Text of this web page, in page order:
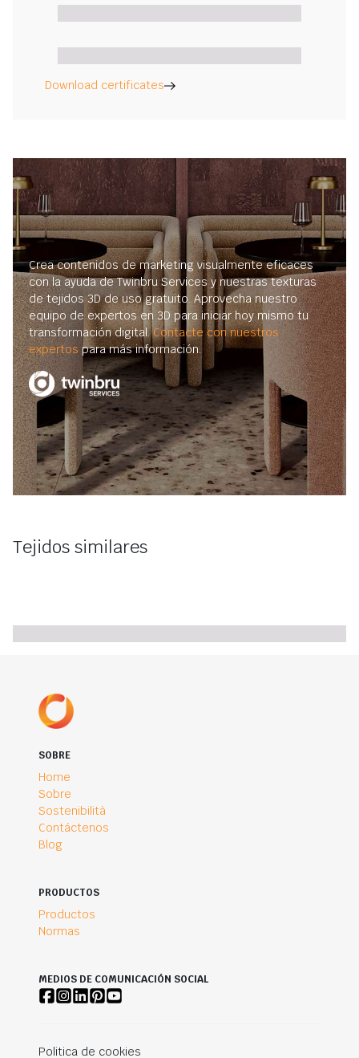
Download certificates
Crea contenidos de marketing visualmente eficaces
con la ayuda de Twinbru Services y nuestras texturas
de tejidos 3D de uso gratuito. Aprovecha nuestro
equipo de expertos en 3D para iniciar hoy mismo tu
transformación digital.Contacte con nuestros
expertos para más información.
Tejidos similares
SOBRE
Home
Sobre
Sostenibilità
Contáctenos
Blog
PRODUCTOS
Productos
Normas
MEDIOS DE COMUNICACIÓN SOCIAL
Politica de cookies